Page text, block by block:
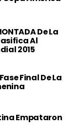
De La
Al
2015
Final De La
Empataron